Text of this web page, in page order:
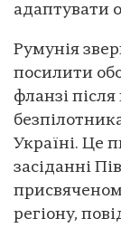
адаптувати
Румунія
посилити
фланзі
Україні. Це
засіданні
регіону,